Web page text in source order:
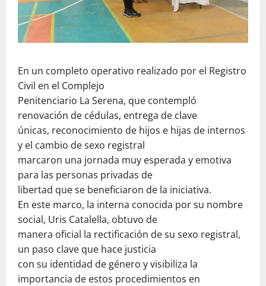
En un completo operativo realizado por el Registro
Civil en el Complejo
Penitenciario La Serena, que contempló
renovación de cédulas, entrega de clave
únicas, reconocimiento de hijos e hijas de internos
y el cambio de sexo registral
marcaron una jornada muy esperada y emotiva
para las personas privadas de
libertad que se beneficiaron de la iniciativa.
En este marco, la interna conocida por su nombre
social, Uris Catalella, obtuvo de
manera oficial la rectificación de su sexo registral,
un paso clave que hace justicia
con su identidad de género y visibiliza la
importancia de estos procedimientos en